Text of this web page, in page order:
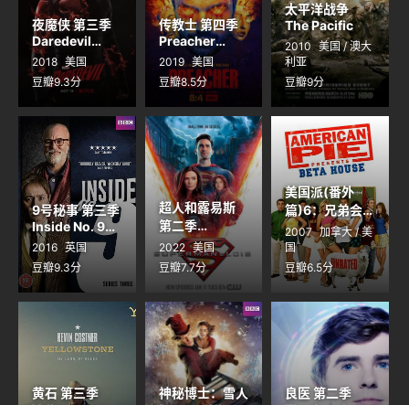
夜魔侠 第三季
Daredevil
Season 3
2018 美国
豆瓣9.3分
传教士 第四季
Preacher
Season 4
2019 美国
豆瓣8.5分
太平洋战争
The Pacific
2010
美国 / 澳大
利亚
豆瓣9分
9号秘事 第三季
Inside No. 9
Season 3
2016 英国
豆瓣9.3分
超人和露易斯
第二季
Superman &
Lois Season 2
2022 美国
豆瓣7.7分
美国派(番外
篇)6：兄弟会
American Pie
Presents Beta
House
2007 加拿大 / 美
国
豆瓣6.5分
黄石 第三季
神秘博士：雪人
良医 第二季